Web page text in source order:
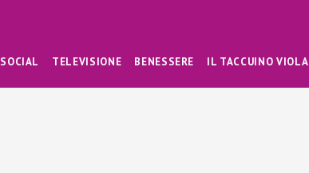
SOCIAL TELEVISIONE BENESSERE IL TACCUINO VIOLA